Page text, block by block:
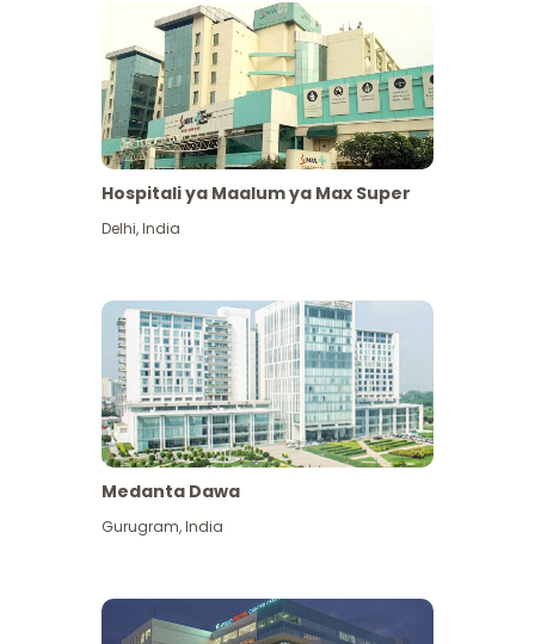
Hospitali ya Maalum ya Max Super
Delhi,India
Medanta Dawa
Gurugram,India